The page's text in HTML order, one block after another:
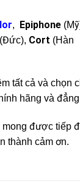
, Epiphone
(Đức), Cort (Hàn
tất cả và chọn
hãng và
mong được tiếp
thành cảm ơn.